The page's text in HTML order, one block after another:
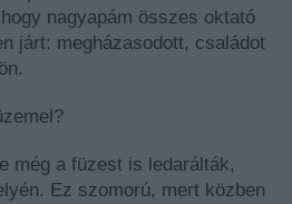
nagyapám összes oktató
járt: megházasodott, családot
még a füzest is ledarálták,
Ez szomorú, mert közben